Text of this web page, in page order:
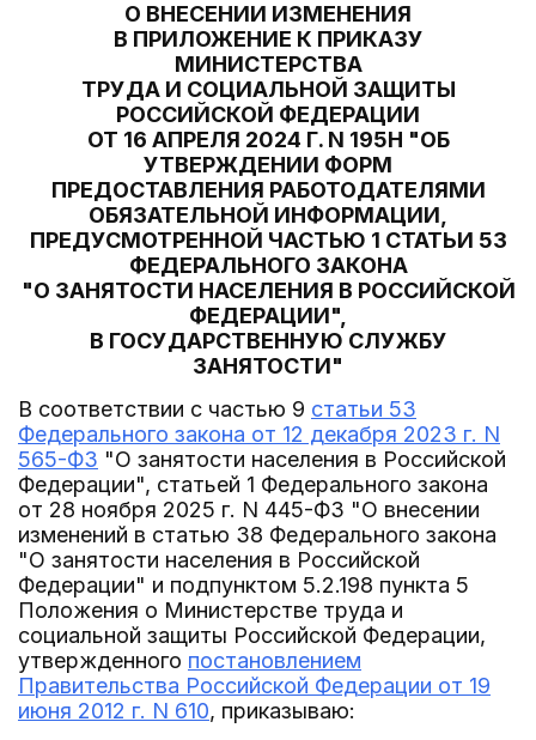
О ВНЕСЕНИИ ИЗМЕНЕНИЯ
В ПРИЛОЖЕНИЕ К ПРИКАЗУ
МИНИСТЕРСТВА
ТРУДА И СОЦИАЛЬНОЙ ЗАЩИТЫ
РОССИЙСКОЙ ФЕДЕРАЦИИ
ОТ 16 АПРЕЛЯ 2024 Г. N 195Н "ОБ
УТВЕРЖДЕНИИ ФОРМ
ПРЕДОСТАВЛЕНИЯ РАБОТОДАТЕЛЯМИ
ОБЯЗАТЕЛЬНОЙ ИНФОРМАЦИИ,
ПРЕДУСМОТРЕННОЙ ЧАСТЬЮ 1 СТАТЬИ 53
ФЕДЕРАЛЬНОГО ЗАКОНА
"О ЗАНЯТОСТИ НАСЕЛЕНИЯ В РОССИЙСКОЙ
ФЕДЕРАЦИИ",
В ГОСУДАРСТВЕННУЮ СЛУЖБУ
ЗАНЯТОСТИ"
В соответствии с частью 9 статьи 53
Федерального закона от 12 декабря 2023 г. N
565-ФЗ "О занятости населения в Российской
Федерации", статьей 1 Федерального закона
от 28 ноября 2025 г. N 445-ФЗ "О внесении
изменений в статью 38 Федерального закона
"О занятости населения в Российской
Федерации" и подпунктом 5.2.198 пункта 5
Положения о Министерстве труда и
социальной защиты Российской Федерации,
утвержденного постановлением
Правительства Российской Федерации от 19
июня 2012 г. N 610, приказываю: